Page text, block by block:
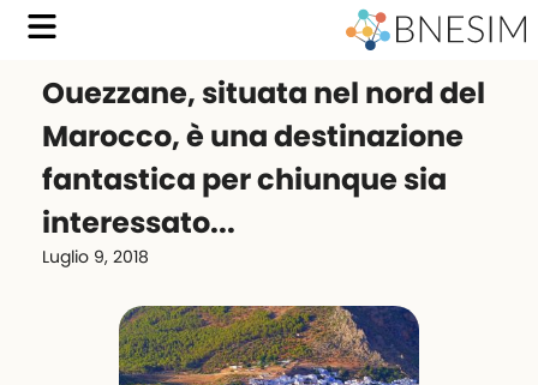
Ouezzane, situata nel nord del
Marocco, è una destinazione
fantastica per chiunque sia
interessato...
Luglio 9, 2018